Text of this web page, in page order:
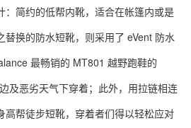
：简约的低帮内靴，适合在帐篷内或是
替换的防水短靴，则采用了 eVent 防水
最畅销的 MT801 越野跑鞋的
及恶劣天气下穿着；此外，用拉链相连
高帮徒步短靴，穿着者们得以轻松应对